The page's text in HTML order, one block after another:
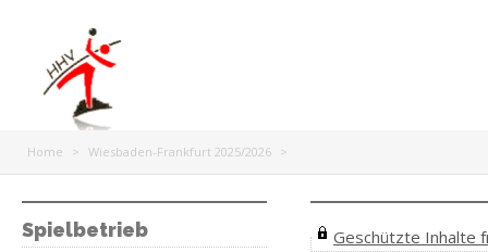
Home > Wiesbaden-Frankfurt 2025/2026 >
Spielbetrieb Geschützte Inhalte